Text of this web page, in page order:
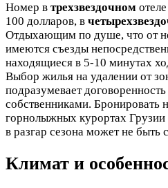
Номер в трехзвездочном
100 долларов, в
Отдыхающим по душе, что от
имеются съезды
находящиеся в 5-10 минутах
Выбор жилья на удалении от
подразумевает
собственниками. Бронировать
горнолыжных курортах Грузии
в разгар сезона может не быть
Климат и